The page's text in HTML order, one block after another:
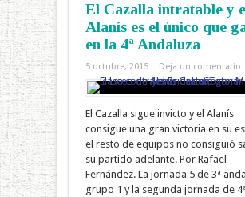
El Cazalla intratable y
Alanís es el único que
en la 4ª Andaluza
5 octubre, 2015 Deja un comentario
El Cazalla sigue invicto y el Alanís
consigue una gran victoria en su
el resto de equipos no consiguió
su partido adelante. Por Rafael
Fernández. La jornada 5 de 3ª
grupo 1 y la segunda jornada de 4ª